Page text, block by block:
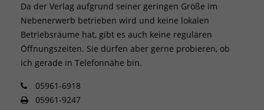
Da der Verlag aufgrund seiner geringen Größe im
Nebenerwerb betrieben wird und keine lokalen
Betriebsräume hat, gibt es auch keine regulären
Öffnungszeiten. Sie dürfen aber gerne probieren, ob
ich gerade in Telefonnähe bin.
05961-6918
05961-9247